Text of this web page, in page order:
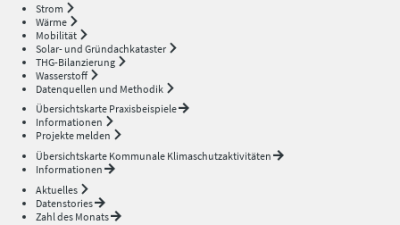
Strom
Wärme
Mobilität
Solar- und Gründachkataster
THG-Bilanzierung
Wasserstoff
Datenquellen und Methodik
Übersichtskarte Praxisbeispiele
Informationen
Projekte melden
Übersichtskarte Kommunale Klimaschutzaktivitäten
Informationen
Aktuelles
Datenstories
Zahl des Monats